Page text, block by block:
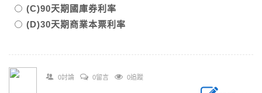
(C)90天期國庫券利率
(D)30天期商業本票利率
0討論 0留言 0追蹤